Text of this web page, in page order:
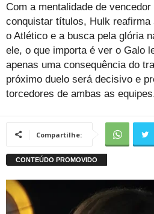
Com a mentalidade de
conquistar títulos, Hulk reafirma
o Atlético e a busca pela glória
ele, o que importa é ver o Galo
apenas uma consequência do
próximo duelo será decisivo e
torcedores de ambas as
Compartilhe: